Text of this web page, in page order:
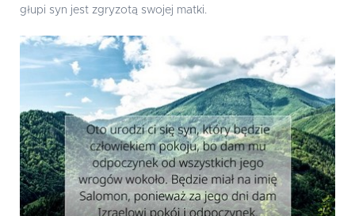
głupi syn jest zgryzotą swojej matki.